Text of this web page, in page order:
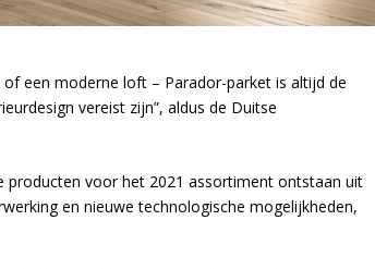
een moderne loft – Parador-parket is altijd de
vereist zijn”, aldus de Duitse
producten voor het 2021 assortiment ontstaan uit
en nieuwe technologische mogelijkheden,